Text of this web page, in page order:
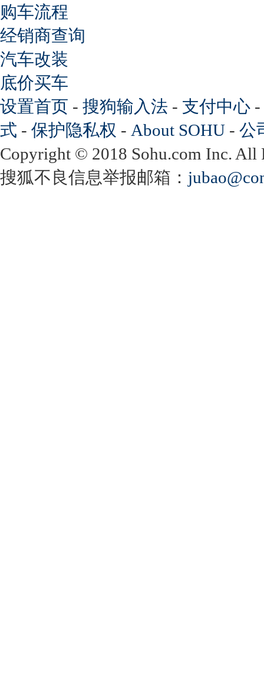
购车流程
经销商查询
汽车改装
底价买车
设置首页 - 搜狗输入法 - 支付中心 -
式 - 保护隐私权 - About SOHU - 公
Copyright © 2018 Sohu.com Inc.
搜狐不良信息举报邮箱：